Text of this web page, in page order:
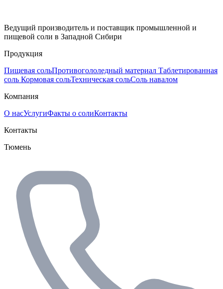
Ведущий производитель и поставщик промышленной и
пищевой соли в Западной Сибири
Продукция
Пищевая сольПротивогололедный материал Таблетированная
соль Кормовая сольТехническая сольСоль навалом
Компания
О насУслугиФакты о солиКонтакты
Контакты
Тюмень